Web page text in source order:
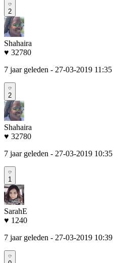
2
Shahaira
♥ 32780
7 jaar geleden - 27-03-2019 11:35
2
Shahaira
♥ 32780
7 jaar geleden - 27-03-2019 10:35
1
SarahE
♥ 1240
7 jaar geleden - 27-03-2019 10:39